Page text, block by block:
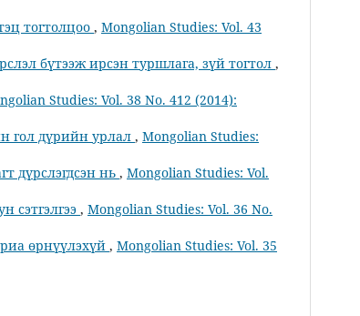
тогтолцоо , Mongolian Studies: Vol. 43
бүтээж ирсэн туршлага, зүй тогтол ,
Studies: Vol. 38 No. 412 (2014):
гол дүрийн урлал , Mongolian Studies:
дүрслэгдсэн нь , Mongolian Studies: Vol.
сэтгэлгээ , Mongolian Studies: Vol. 36 No.
өрнүүлэхүй , Mongolian Studies: Vol. 35